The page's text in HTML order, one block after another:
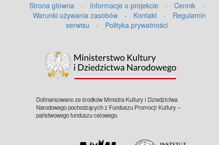
Strona główna · Informacje o projekcie · Cennik
·
Warunki używania zasobów
· Kontakt ·
Regulamin
serwisu
· Polityka prywatności
Dofinansowano ze środków Ministra Kultury i Dziedzictwa
Narodowego pochodzących z Funduszu Promocji Kultury –
państwowego funduszu celowego.